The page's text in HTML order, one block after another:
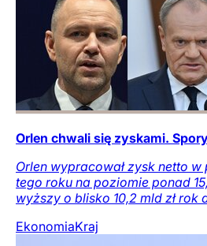
Orlen chwali się zyskami.
Orlen wypracował zysk netto w
tego roku na poziomie ponad
wyższy o blisko 10,2 mld zł rok
EkonomiaKraj